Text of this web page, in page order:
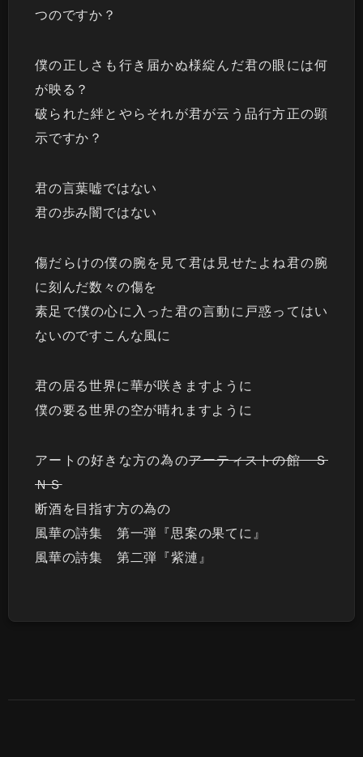
つのですか？
僕の正しさも行き届かぬ様綻んだ君の眼には何
が映る？
破られた絆とやらそれが君が云う品行方正の顕
示ですか？
君の言葉嘘ではない
君の歩み闇ではない
傷だらけの僕の腕を見て君は見せたよね君の腕
に刻んだ数々の傷を
素足で僕の心に入った君の言動に戸惑ってはい
ないのですこんな風に
君の居る世界に華が咲きますように
僕の要る世界の空が晴れますように
アートの好きな方の為のアーティストの館 Ｓ
ＮＳ
断酒を目指す方の為の
風華の詩集 第一弾『思案の果てに』
風華の詩集 第二弾『紫漣』